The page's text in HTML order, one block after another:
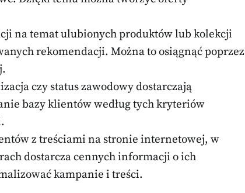
na temat ulubionych produktów lub kolekcji
rekomendacji. Można to osiągnąć poprzez
czy status zawodowy dostarczają
bazy klientów według tych kryteriów
z treściami na stronie internetowej, w
dostarcza cennych informacji o ich
kampanie i treści.